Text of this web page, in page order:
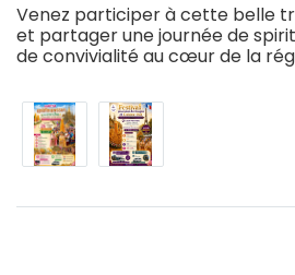
Venez participer à cette belle
et partager une journée de
de convivialité au cœur de la